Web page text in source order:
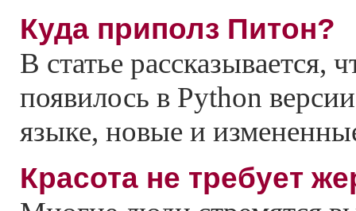
Куда приполз Питон?
В статье рассказывается,
появилось в Python
языке, новые и
Красота не требует